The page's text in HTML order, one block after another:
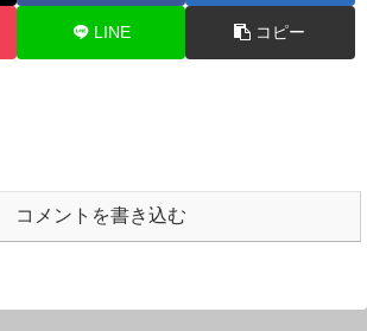
LINE コピー
コメントを書き込む